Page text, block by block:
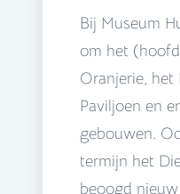
Bij Museum
om het
Oranjerie, het
Paviljoen en
gebouwen.
termijn het
beoogd